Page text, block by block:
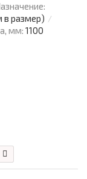
в размер)
мм: 1100